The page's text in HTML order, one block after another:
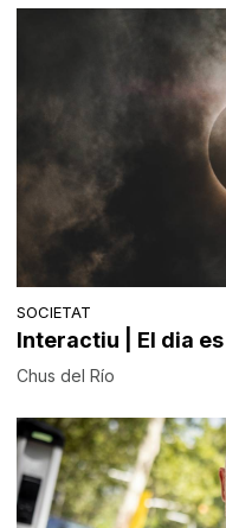
SOCIETAT
Interactiu | El dia
Chus del Río